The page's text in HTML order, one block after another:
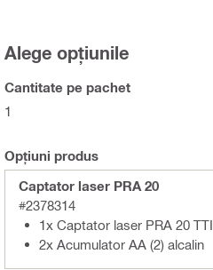
Alege opțiunile
Cantitate pe pachet
1
Opțiuni produs
Captator laser PRA 20
#2378314
1x Captator laser PRA 20 TTI
2x Acumulator AA (2) alcalin